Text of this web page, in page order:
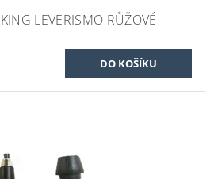
LEVERISMO RŮŽOVÉ